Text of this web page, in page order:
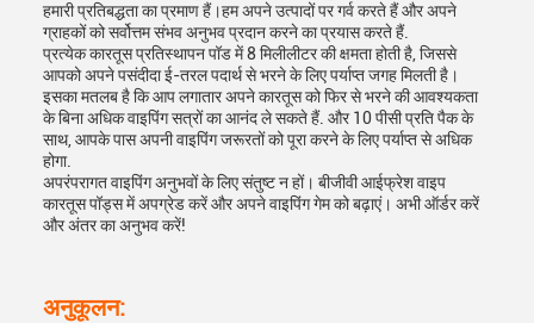
हमारी प्रतिबद्धता का प्रमाण हैं।हम अपने उत्पादों पर गर्व करते हैं और अपने
ग्राहकों को सर्वोत्तम संभव अनुभव प्रदान करने का प्रयास करते हैं.
प्रत्येक कारतूस प्रतिस्थापन पॉड में 8 मिलीलीटर की क्षमता होती है, जिससे
आपको अपने पसंदीदा ई-तरल पदार्थ से भरने के लिए पर्याप्त जगह मिलती है।
इसका मतलब है कि आप लगातार अपने कारतूस को फिर से भरने की आवश्यकता
के बिना अधिक वाइपिंग सत्रों का आनंद ले सकते हैं. और 10 पीसी प्रति पैक के
साथ, आपके पास अपनी वाइपिंग जरूरतों को पूरा करने के लिए पर्याप्त से अधिक
होगा.
अपरंपरागत वाइपिंग अनुभवों के लिए संतुष्ट न हों। बीजीवी आईफ्रेश वाइप
कारतूस पॉड्स में अपग्रेड करें और अपने वाइपिंग गेम को बढ़ाएं। अभी ऑर्डर करें
और अंतर का अनुभव करें!
अनुकूलन: